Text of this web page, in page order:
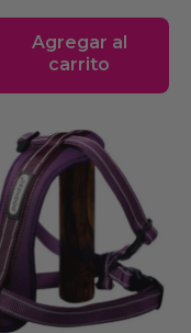
Agregar al
carrito